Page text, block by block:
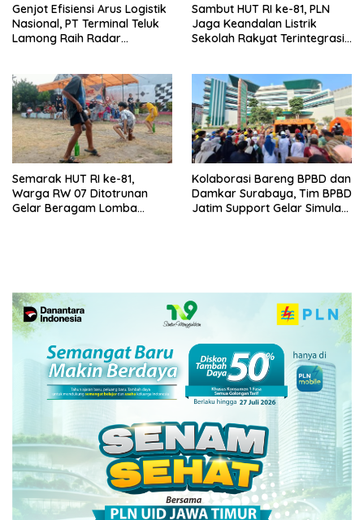
Genjot Efisiensi Arus Logistik
Nasional, PT Terminal Teluk
Lamong Raih Radar
Sambut HUT RI ke-81, PLN
Jaga Keandalan Listrik
Sekolah Rakyat Terintegrasi 1
Semarak HUT RI ke-81,
Warga RW 07 Ditotrunan
Gelar Beragam Lomba
Kolaborasi Bareng BPBD dan
Damkar Surabaya, Tim BPBD
Jatim Support Gelar Simulasi